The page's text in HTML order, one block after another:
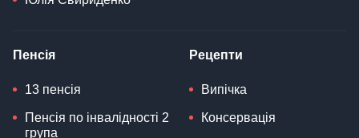
Пенсія
13 пенсія
Пенсія по інвалідності 2
група
Рецепти
Випічка
Консервація